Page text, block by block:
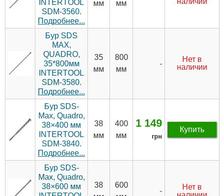
INTERTOOL
SDM-3560.
Подробнее...
мм
мм
Бур SDS
MAX,
QUADRO,
35*800мм
INTERTOOL
SDM-3580.
Подробнее...
35
мм
800
мм
-
Нет в
наличии
Бур SDS-
Max, Quadro,
38×400 мм
INTERTOOL
SDM-3840.
Подробнее...
38
мм
400
мм
1 149
грн
Купить
Бур SDS-
Max, Quadro,
38×600 мм
38
600
-
Нет в